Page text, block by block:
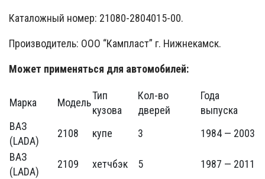
Каталожный номер: 21080-2804015-00.
Производитель: ООО “Кампласт” г. Нижнекамск.
Может применяться для автомобилей:
Марка Модель
Тип
кузова
Кол-во
дверей
Года
выпуска
ВАЗ
(LADA)
2108 купе 3
1984 — 2003
ВАЗ
(LADA)
2109 хетчбэк 5
1987 — 2011